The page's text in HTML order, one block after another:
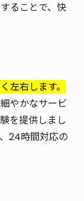
ることで、快
左右します。
やかなサービ
を提供しまし
24時間対応の